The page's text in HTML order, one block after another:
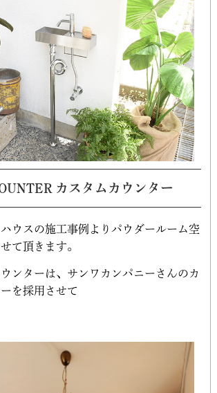
カスタムカウンター
ウスの施工事例よりパウダールーム空
て頂きます。
ンターは、サンワカンパニーさんのカ
を採用させて